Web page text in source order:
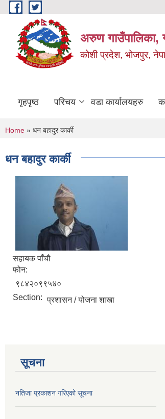
Skip to main content
अरुण गाउँपालिका,
कोशी प्रदेश, भोजपुर,
गृहपृष्ठ परिचय वडा कार्यालयहरु
You are here
Home » धन बहादुर कार्की
धन बहादुर कार्की
सहायक पाँचौ
फोन:
९८४२०९९५४०
Section: प्रशासन / योजना शाखा
सूचना
नतिजा प्रकाशन गरिएको सूचना